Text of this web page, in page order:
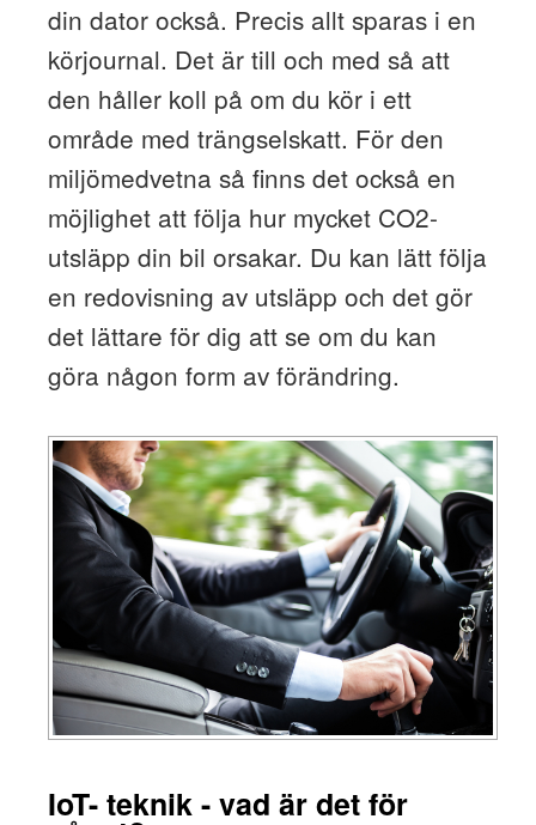
din dator också. Precis allt sparas i en
körjournal. Det är till och med så att
den håller koll på om du kör i ett
område med trängselskatt. För den
miljömedvetna så finns det också en
möjlighet att följa hur mycket CO2-
utsläpp din bil orsakar. Du kan lätt följa
en redovisning av utsläpp och det gör
det lättare för dig att se om du kan
göra någon form av förändring.
IoT- teknik - vad är det för